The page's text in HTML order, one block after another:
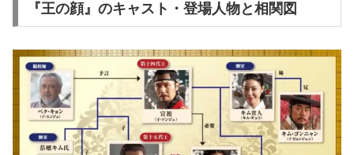
『王の顔』のキャスト・登場人物と相関図